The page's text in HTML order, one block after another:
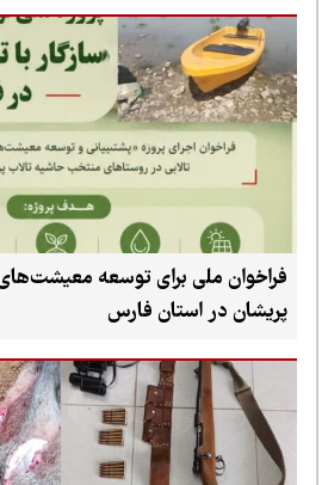
فراخوان ملی برای توسعه معیشت‌های
پریشان در استان فارس